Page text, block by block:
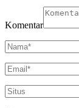
Komentar